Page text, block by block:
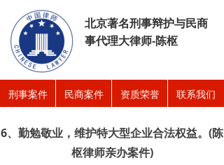
北京著名刑事辩护与民商
事代理大律师-陈枢
刑事案件 民商案件 资质荣誉 联系我们
6、勤勉敬业，维护特大型企业合法权益。(陈
枢律师亲办案件)